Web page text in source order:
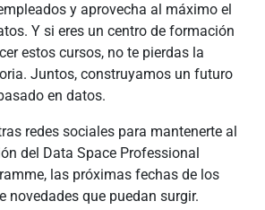
y aprovecha al máximo el
Y si eres un centro de formación
estos cursos, no te pierdas la
Juntos, construyamos un futuro
en datos.
redes sociales para mantenerte al
del Data Space Professional
las próximas fechas de los
novedades que puedan surgir.